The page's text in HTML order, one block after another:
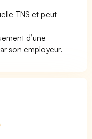
TNS et peut
d’une
son employeur.